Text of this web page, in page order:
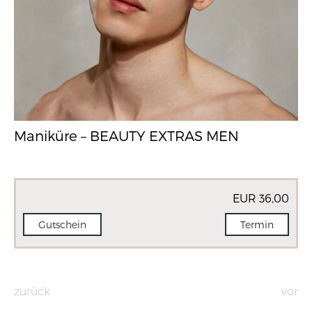
Maniküre – BEAUTY EXTRAS MEN
EUR 36,00
Gutschein Termin
zurück vor